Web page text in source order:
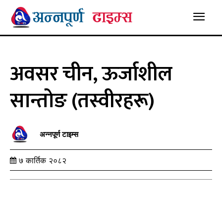
अवसर चीन, ऊर्जाशील
सान्तोङ (तस्वीरहरू)
अन्नपूर्ण टाइम्स
७ कार्तिक २०८२